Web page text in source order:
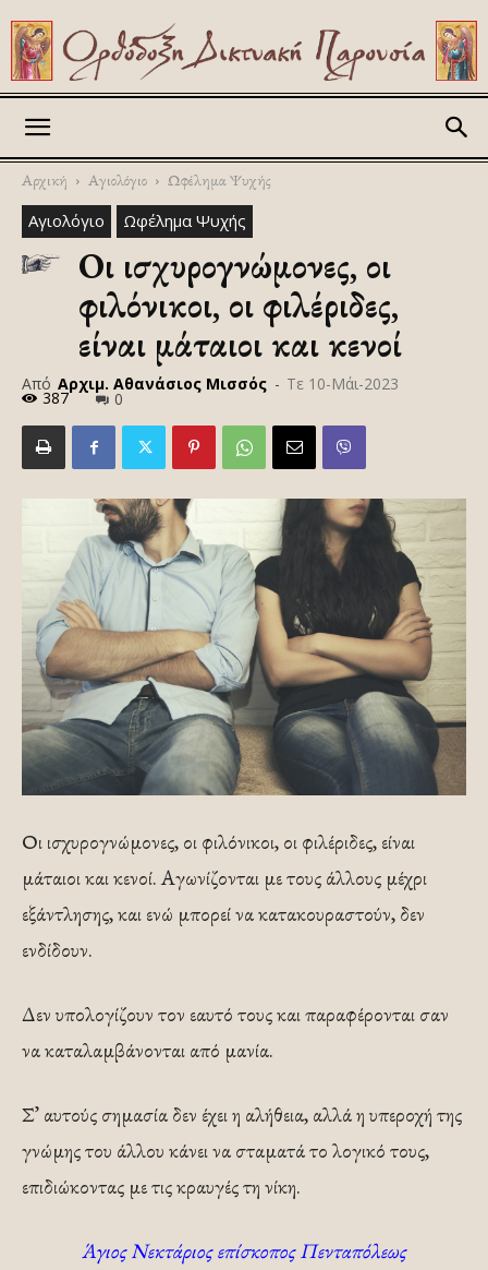
Αρχική Αγιολόγιο Ωφέλημα Ψυχής
Αγιολόγιο Ωφέλημα Ψυχής
Οι ισχυρογνώμονες, οι
φιλόνικοι, οι φιλέριδες,
είναι μάταιοι και κενοί
Από Αρχιμ. Αθανάσιος Μισσός - Τε 10-Μάι-2023
387 0
Οι ισχυρογνώμονες, οι φιλόνικοι, οι φιλέριδες, είναι
μάταιοι και κενοί. Αγωνίζονται με τους άλλους μέχρι
εξάντλησης, και ενώ μπορεί να κατακουραστούν, δεν
ενδίδουν.
Δεν υπολογίζουν τον εαυτό τους και παραφέρονται σαν
να καταλαμβάνονται από μανία.
Σ’ αυτούς σημασία δεν έχει η αλήθεια, αλλά η υπεροχή της
γνώμης του άλλου κάνει να σταματά το λογικό τους,
επιδιώκοντας με τις κραυγές τη νίκη.
Άγιος Νεκτάριος επίσκοπος Πενταπόλεως